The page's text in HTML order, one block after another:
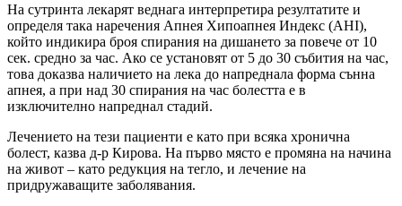
На сутринта лекарят веднага интерпретира резултатите и
определя така наречения Апнея Хипоапнея Индекс (AHI),
който индикира броя спирания на дишането за повече от 10
сек. средно за час. Ако се установят от 5 до 30 събития на час,
това доказва наличието на лека до напреднала форма сънна
апнея, а при над 30 спирания на час болестта е в
изключително напреднал стадий.
Лечението на тези пациенти е като при всяка хронична
болест, казва д-р Кирова. На първо място е промяна на начина
на живот – като редукция на тегло, и лечение на
придружаващите заболявания.